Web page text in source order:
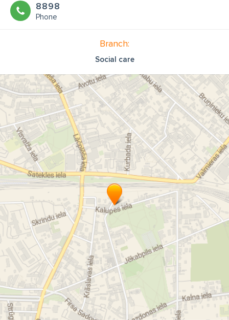
8898
Phone
Branch:
Social care